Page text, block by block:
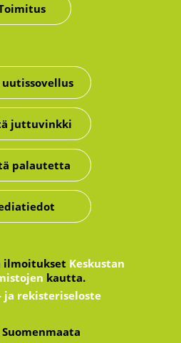
uutissovellus
juttuvinkki
palautetta
ilmoitukset Keskustan
kautta.
ja rekisteriseloste
Suomenmaata